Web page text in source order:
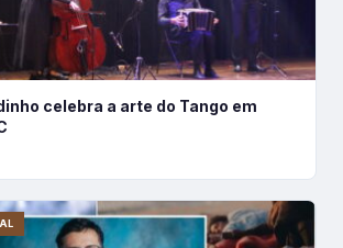
celebra a arte do Tango em